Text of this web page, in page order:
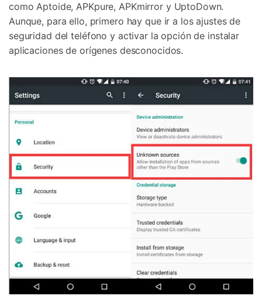
como Aptoide, APKpure, APKmirror y UptoDown.
Aunque, para ello, primero hay que ir a los ajustes de
seguridad del teléfono y activar la opción de instalar
aplicaciones de orígenes desconocidos.